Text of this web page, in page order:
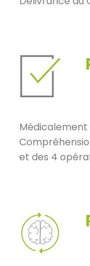
Médicalement
et des 4